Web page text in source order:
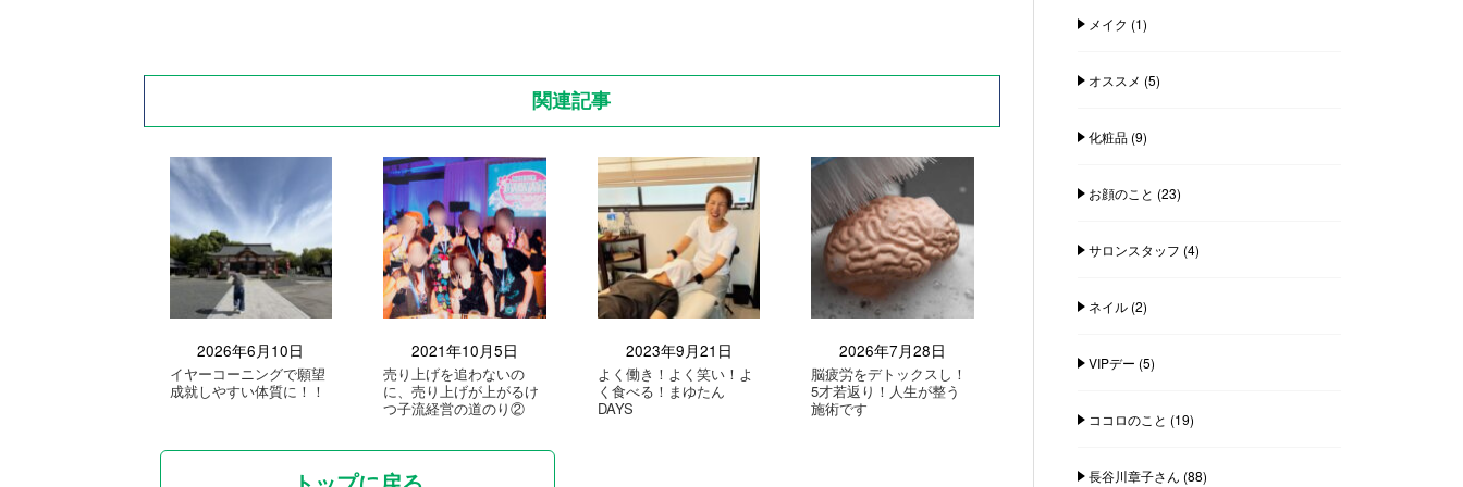
関連記事
2026年6月10日
イヤーコーニングで願望
成就しやすい体質に！！
2021年10月5日
売り上げを追わないの
に、売り上げが上がるけ
つ子流経営の道のり②
2023年9月21日
よく働き！よく笑い！よ
く食べる！まゆたん
DAYS
2026年7月28日
脳疲労をデトックスし！
5才若返り！人生が整う
施術です
メイク (1)
オススメ (5)
化粧品(9)
お顔のこと (23)
サロンスタッフ (4)
ネイル(2)
VIPデー (5)
ココロのこと (19)
長谷川章子さん (88)